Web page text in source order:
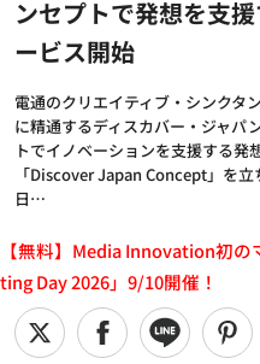
ンセプトで発想を支
ービス開始
電通のクリエイティブ・シンクタ
に精通するディスカバー・ジャパ
トでイノベーションを支援する発
「Discover Japan Concept」を
日…
【無料】Media Innovation初
ting Day 2026」9/10開催！